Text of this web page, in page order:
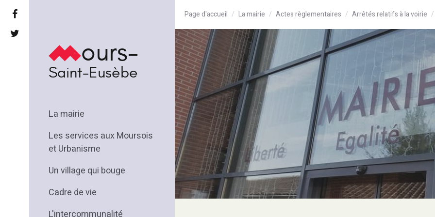
ours-
Saint-Eusèbe
La mairie
Les services aux Moursois
et Urbanisme
Un village qui bouge
Cadre de vie
L'intercommunalité
Page d'accueil La mairie Actes règlementaires Arrêtés relatifs à la voirie